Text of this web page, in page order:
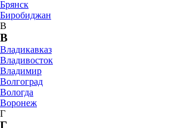
Брянск
Биробиджан
В
В
Владикавказ
Владивосток
Владимир
Волгоград
Вологда
Воронеж
Г
Г